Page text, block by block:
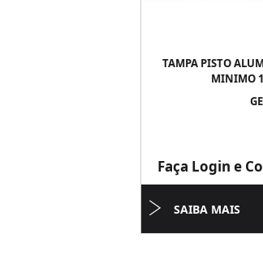
TAMPA PISTO
MINIMO
Faça Login e
SAIBA MAIS